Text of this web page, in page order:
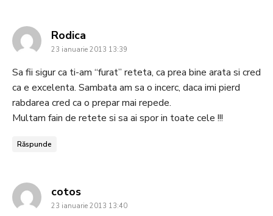
Rodica
23 ianuarie 2013 13:39
Sa fii sigur ca ti-am “furat” reteta, ca prea bine arata si cred
ca e excelenta. Sambata am sa o incerc, daca imi pierd
rabdarea cred ca o prepar mai repede.
Multam fain de retete si sa ai spor in toate cele !!!
Răspunde
cotossays:
23 ianuarie 2013 13:40